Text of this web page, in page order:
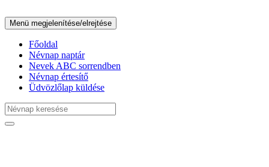
Menü megjelenítése/elrejtése
Főoldal
Névnap naptár
Nevek ABC sorrendben
Névnap értesítő
Üdvözlőlap küldése